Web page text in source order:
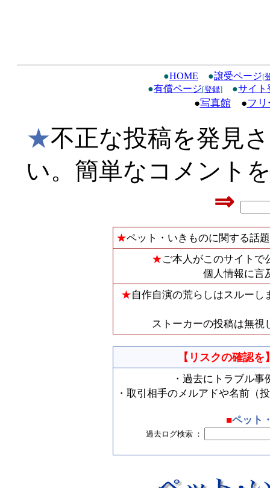
●HOME ●譲受ページ[
●有償ページ[登録] ●サイト
●写真館●フ
★不正な投稿を発見
い。簡単なコメント
⇒
★ペット・いきものに関する話
★ご本人がこのサイトで
個人情報に言
★自作自演の荒らしはスルー
ストーカーの投稿は無視
【リスクの確認を
・過去にトラブル
・取引相手のメルアドや名前（
■ペット
過去ログ検索 ：